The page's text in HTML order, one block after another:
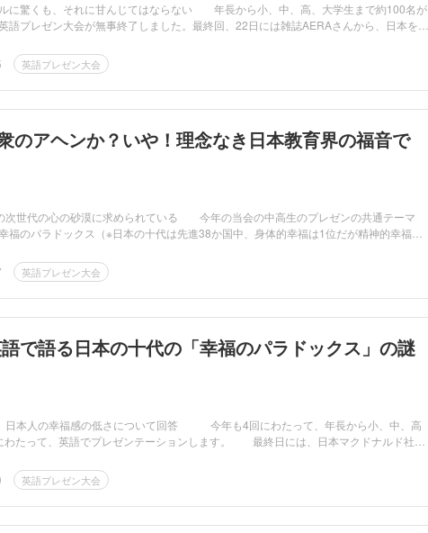
に驚くも、それに甘んじてはならない 年長から小、中、高、大学生まで約100名が
語プレゼン大会が無事終了しました。最終回、22日には雑誌AERAさんから、日本を代
英語プレゼン大会
のアヘンか？いや！理念なき日本教育界の福音で
次世代の心の砂漠に求められている 今年の当会の中高生のプレゼンの共通テーマ
福のパラドックス（※日本の十代は先進38か国中、身体的幸福は1位だが精神的幸福は3
英語プレゼン大会
で語る日本の十代の「幸福のパラドックス」の謎
日本人の幸福感の低さについて回答 今年も4回にわたって、年長から小、中、高
わたって、英語でプレゼンテーションします。 最終日には、日本マクドナルド社の
英語プレゼン大会